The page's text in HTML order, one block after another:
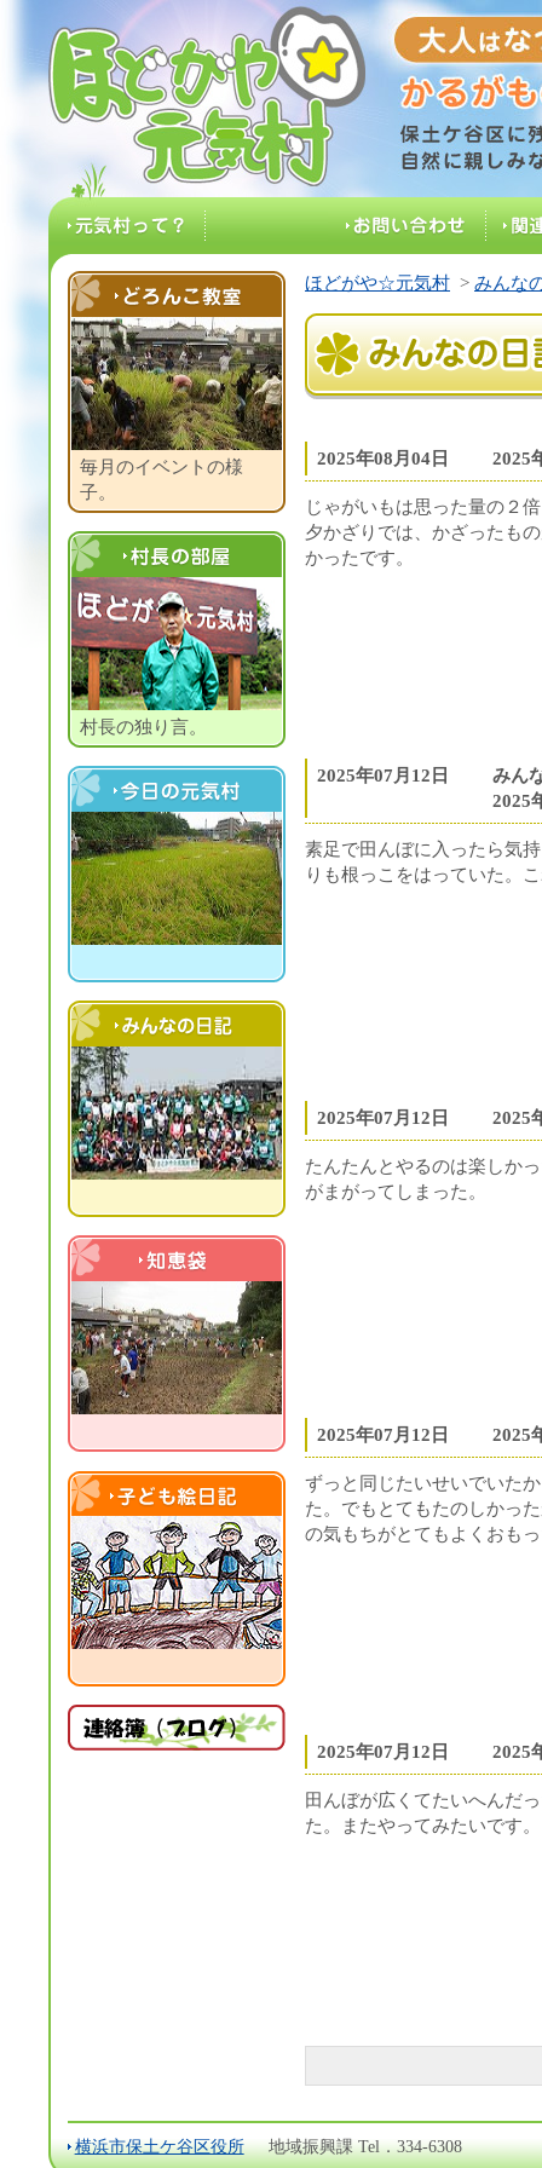
ほどがや☆元気村
大人はなつ
保土ケ谷区に残る
元気村って？ お問い合わせ 関
どろんこ教室
毎月のイベントの様
子。
村長の部屋
村長の独り言。
今日の元気村
村民の日記
知恵袋
子ども絵日記
ほどがや☆元気村 > みんな
2025年08月04日 2025
じゃがいもは思った量の２
夕かざりでは、かざったも
かったです。
2025年07月12日
みん
2025
素足で田んぼに入ったら気
りも根っこをはっていた。
2025年07月12日 2025
たんたんとやるのは楽しか
がまがってしまった。
2025年07月12日 2025
ずっと同じたいせいでいた
た。でもとてもたのしかっ
の気もちがとてもよくおも
2025年07月12日 2025
田んぼが広くてたいへんだ
た。またやってみたいです。
横浜市保土ケ谷区役所 地域振興課 Tel．334-6308